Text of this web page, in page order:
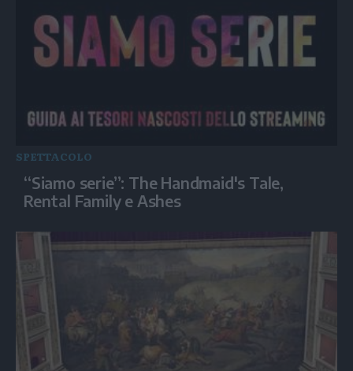
SPETTACOLO
“Siamo serie”: The Handmaid's Tale,
Rental Family e Ashes